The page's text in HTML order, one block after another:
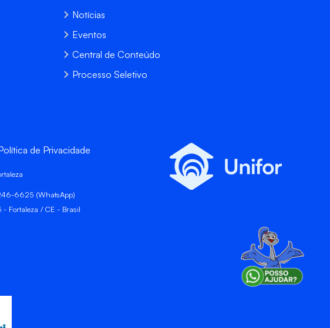
Notícias
Eventos
Central de Conteúdo
Processo Seletivo
de Privacidade
6625 (WhatsApp)
- Fortaleza / CE - Brasil